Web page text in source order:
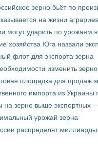
зерно бьёт по
на жизни аграриев
могут ударить по урожаям
хозяйства Юга назвали
флот для экспорта зерна
изменить
площадка для продаж
импорта из
на зерно выше экспортных
урожай зерна
распределят